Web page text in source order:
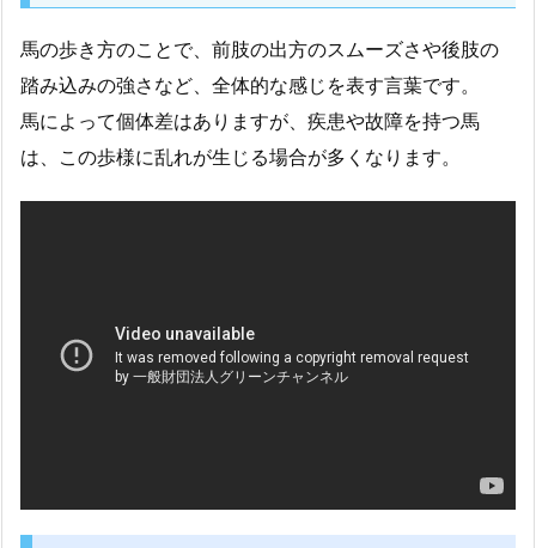
馬の歩き方のことで、前肢の出方のスムーズさや後肢の
踏み込みの強さなど、全体的な感じを表す言葉です。
馬によって個体差はありますが、疾患や故障を持つ馬
は、この歩様に乱れが生じる場合が多くなります。